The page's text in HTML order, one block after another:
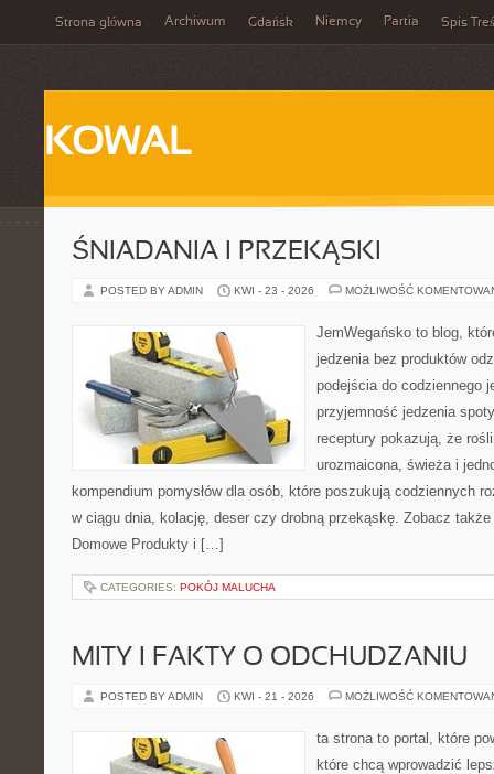
Strona główna Archiwum Gdańsk Niemcy Partia Spis
KOWAL
ŚNIADANIA I PRZEKĄSKI
POSTED BY ADMIN KWI - 23 - 2026 MOŻLIWOŚĆ
JemWegańsko to blog,
jedzenia bez produktów
podejścia do codziennego
przyjemność jedzenia
receptury pokazują, że
urozmaicona, świeża i
kompendium pomysłów dla osób, które poszukują codziennych
w ciągu dnia, kolację, deser czy drobną przekąskę. Zobacz
Domowe Produkty i […]
CATEGORIES: POKÓJ MALUCHA
MITY I FAKTY O ODCHUDZANIU
POSTED BY ADMIN KWI - 21 - 2026 MOŻLIWOŚĆ
ta strona to portal, które
które chcą wprowadzić